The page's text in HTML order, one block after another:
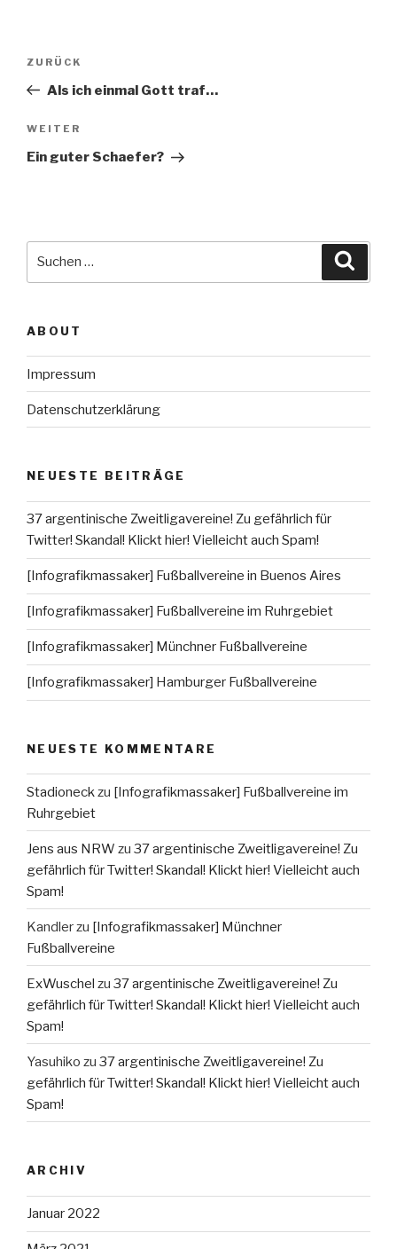
Beitragsnavigation
Vorheriger
Beitrag
ZURÜCK
Als ich einmal Gott traf…
Nächster
Beitrag
WEITER
Ein guter Schaefer?
ABOUT
Impressum
Datenschutzerklärung
NEUESTE BEITRÄGE
37 argentinische Zweitligavereine! Zu gefährlich für
Twitter! Skandal! Klickt hier! Vielleicht auch Spam!
[Infografikmassaker] Fußballvereine in Buenos Aires
[Infografikmassaker] Fußballvereine im Ruhrgebiet
[Infografikmassaker] Münchner Fußballvereine
[Infografikmassaker] Hamburger Fußballvereine
NEUESTE KOMMENTARE
Stadioneckzu [Infografikmassaker] Fußballvereine im
Ruhrgebiet
Jens aus NRW zu 37 argentinische Zweitligavereine! Zu
gefährlich für Twitter! Skandal! Klickt hier! Vielleicht auch
Spam!
Kandlerzu [Infografikmassaker] Münchner
Fußballvereine
ExWuschel zu 37 argentinische Zweitligavereine! Zu
gefährlich für Twitter! Skandal! Klickt hier! Vielleicht auch
Spam!
Yasuhiko zu 37 argentinische Zweitligavereine! Zu
gefährlich für Twitter! Skandal! Klickt hier! Vielleicht auch
Spam!
ARCHIV
Januar 2022